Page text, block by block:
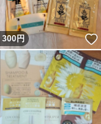
いいね！
300円